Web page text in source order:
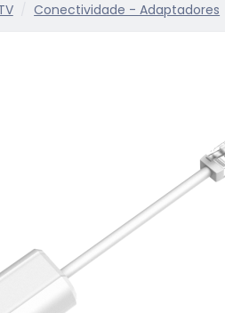
Conectividade - Adaptadores